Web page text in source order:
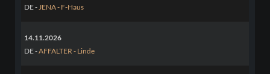
DE -JENA - F-Haus
14.11.2026
DE -AFFALTER - Linde